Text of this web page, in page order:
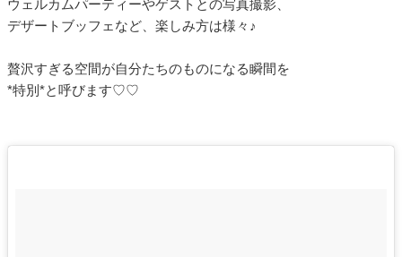
ウェルカムパーティーやゲストとの写真撮影、
デザートブッフェなど、楽しみ方は様々♪
贅沢すぎる空間が自分たちのものになる瞬間を
*特別*と呼びます♡♡